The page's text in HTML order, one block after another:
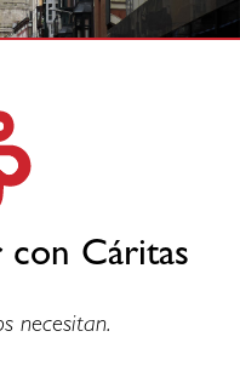
con Cáritas
necesitan.